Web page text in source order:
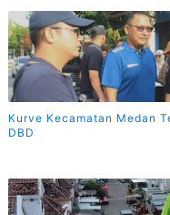
Kurve Kecamatan Medan
DBD